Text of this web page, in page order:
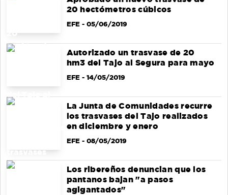
20 hectómetros cúbicos
EFE- 05/06/2019
Autorizado un trasvase de 20
hm3 del Tajo al Segura para mayo
EFE- 14/05/2019
La Junta de Comunidades recurre
los trasvases del Tajo realizados
en diciembre y enero
EFE- 08/05/2019
Los ribereños denuncian que los
pantanos bajan "a pasos
agigantados"